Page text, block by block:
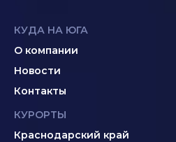
КУДА НА ЮГА
О компании
Новости
Контакты
КУРОРТЫ
Краснодарский край